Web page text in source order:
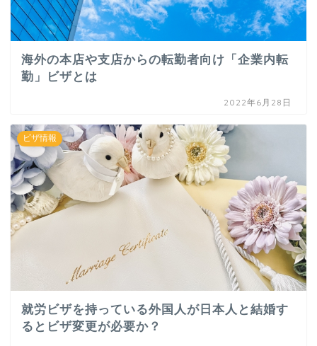
海外の本店や支店からの転勤者向け「企業内転
勤」ビザとは
2022年6月28日
ビザ情報
就労ビザを持っている外国人が日本人と結婚す
るとビザ変更が必要か？